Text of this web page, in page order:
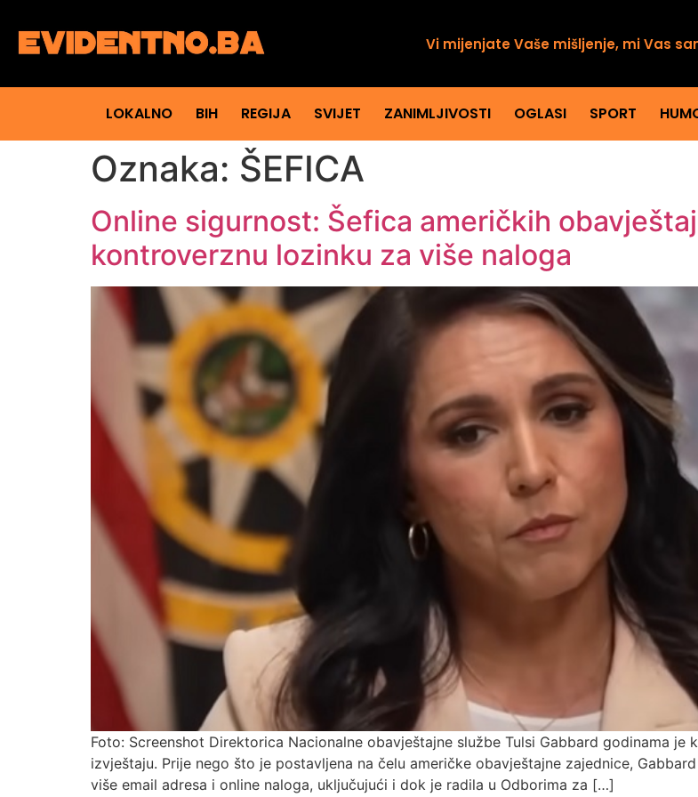
Vi mijenjate Vaše mišljenje, mi Vas
LOKALNO BIH REGIJA SVIJET ZANIMLJIVOSTI OGLASI SPORT
Oznaka: ŠEFICA
Online sigurnost: Šefica američkih
kontroverznu lozinku za više naloga
Foto: Screenshot Direktorica Nacionalne obavještajne službe Tulsi Gabbard godinama
izvještaju. Prije nego što je postavljena na čelu američke obavještajne zajednice,
više email adresa i online naloga, uključujući i dok je radila u Odborima za […]